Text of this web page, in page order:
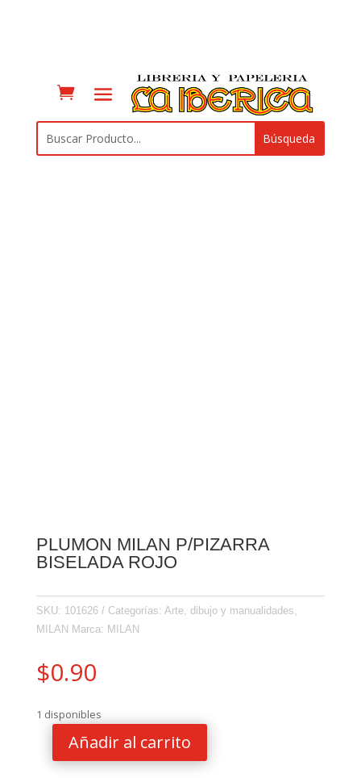
PLUMON MILAN P/PIZARRA
BISELADA ROJO
SKU: 101626 Categorías: Arte, dibujo y manualidades
MILAN Marca: MILAN
$0.90
1 disponibles
PLUMON
MILAN
Añadir al carrito